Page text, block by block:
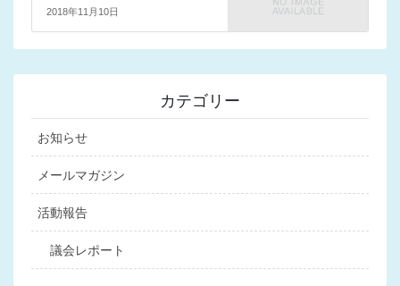
2018年11月10日
カテゴリー
お知らせ
メールマガジン
活動報告
議会レポート